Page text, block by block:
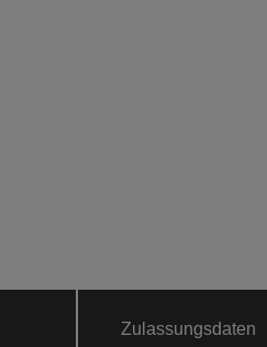
Zulassungsdaten